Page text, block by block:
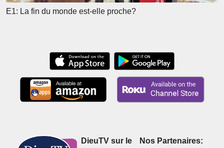
E1: La fin du monde est‑elle proche?
DieuTV sur le
Nos Partenaires: